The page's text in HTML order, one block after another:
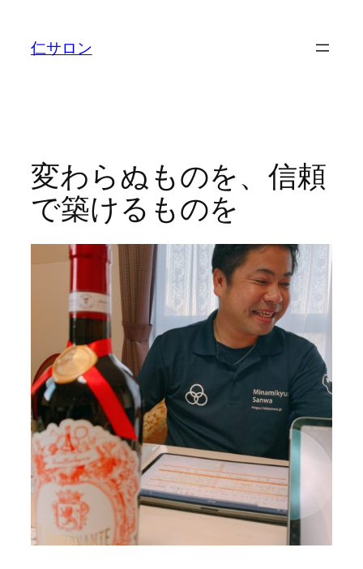
仁サロン
変わらぬものを、信頼
で築けるものを